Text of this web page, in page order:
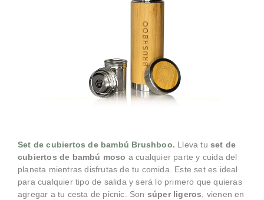
Set de cubiertos de bambú Brushboo. Lleva tuset de
cubiertos de bambú moso a cualquier parte y cuida del
planeta mientras disfrutas de tu comida. Este set es ideal
para cualquier tipo de salida y será lo primero que quieras
agregar a tu cesta de picnic. Son súper ligeros, vienen en